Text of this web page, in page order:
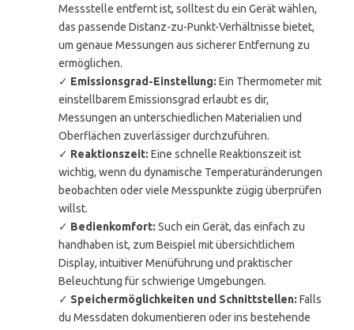
Messstelle entfernt ist, solltest du ein Gerät wählen,
das passende Distanz-zu-Punkt-Verhältnisse bietet,
um genaue Messungen aus sicherer Entfernung zu
ermöglichen.
✓ Emissionsgrad-Einstellung: Ein Thermometer mit
einstellbarem Emissionsgrad erlaubt es dir,
Messungen an unterschiedlichen Materialien und
Oberflächen zuverlässiger durchzuführen.
✓ Reaktionszeit: Eine schnelle Reaktionszeit ist
wichtig, wenn du dynamische Temperaturänderungen
beobachten oder viele Messpunkte zügig überprüfen
willst.
✓ Bedienkomfort: Such ein Gerät, das einfach zu
handhaben ist, zum Beispiel mit übersichtlichem
Display, intuitiver Menüführung und praktischer
Beleuchtung für schwierige Umgebungen.
✓ Speichermöglichkeiten und Schnittstellen: Falls
du Messdaten dokumentieren oder ins bestehende